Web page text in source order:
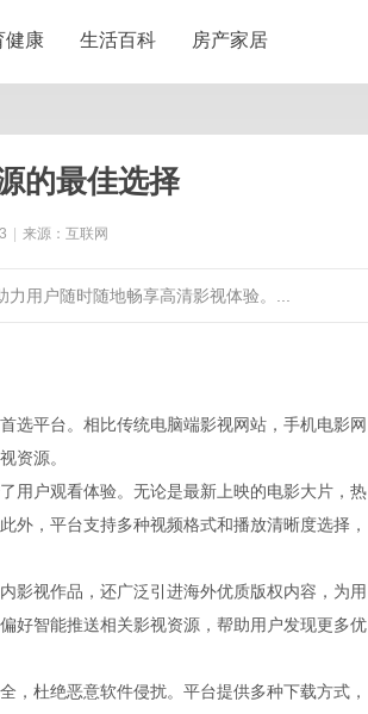
健康 生活百科 房产家居
的最佳选择
3 来源：互联网
用户随时随地畅享高清影视体验。...
选平台。相比传统电脑端影视网站，手机电影网
资源。
用户观看体验。无论是最新上映的电影大片，热
外，平台支持多种视频格式和播放清晰度选择，
影视作品，还广泛引进海外优质版权内容，为用
好智能推送相关影视资源，帮助用户发现更多优
，杜绝恶意软件侵扰。平台提供多种下载方式，